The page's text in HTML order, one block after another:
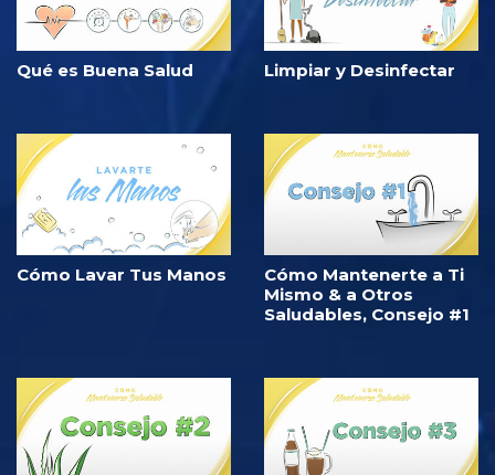
Qué es Buena Salud Limpiar y Desinfectar
Cómo Lavar Tus Manos
Cómo Mantenerte a Ti
Mismo & a Otros
Saludables, Consejo #1